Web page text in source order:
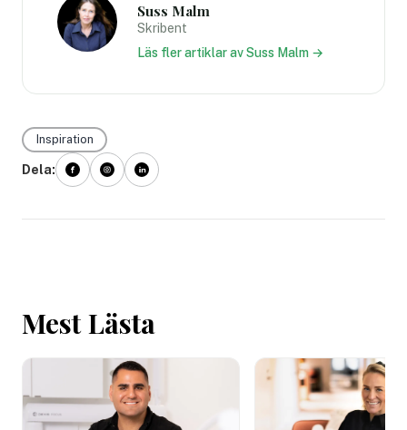
Suss Malm
Skribent
Läs fler artiklar av Suss Malm →
Inspiration
Dela:
Mest Lästa